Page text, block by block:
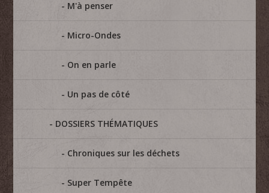
M'à penser
Micro-Ondes
On en parle
Un pas de côté
DOSSIERS THÉMATIQUES
Chroniques sur les déchets
Super Tempête